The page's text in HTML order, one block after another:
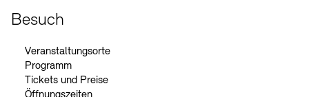
Besuch
Veranstaltungsorte
Programm
Tickets und Preise
Öffnungszeiten